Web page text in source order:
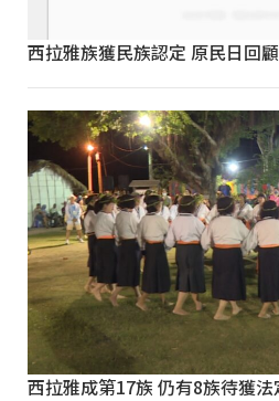
西拉雅族獲民族認定 原民日回
西拉雅成第17族 仍有8族待獲